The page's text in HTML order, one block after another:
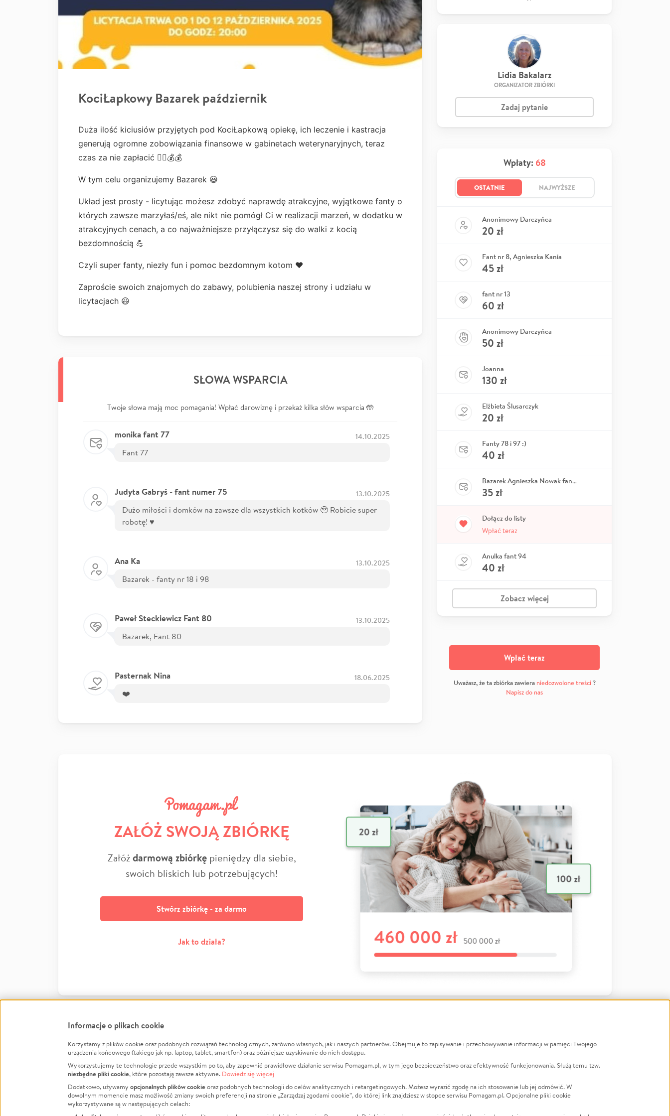
KociŁapkowy Bazarek październik
Duża ilość kiciusiów przyjętych pod KociŁapkową opiekę, ich leczenie i kastracja
generują ogromne zobowiązania finansowe w gabinetach weterynaryjnych, teraz
czas za nie zapłacić 🤷‍♀️💰💰
W tym celu organizujemy Bazarek 😃
Układ jest prosty - licytując możesz zdobyć naprawdę atrakcyjne, wyjątkowe fanty o
których zawsze marzyłaś/eś, ale nikt nie pomógł Ci w realizacji marzeń, w dodatku w
atrakcyjnych cenach, a co najważniejsze przyłączysz się do walki z kocią
bezdomnością 💪
Czyli super fanty, niezły fun i pomoc bezdomnym kotom ❤
Zaproście swoich znajomych do zabawy, polubienia naszej strony i udziału w
licytacjach 😃
SŁOWA WSPARCIA
Twoje słowa mają moc pomagania! Wpłać darowiznę i przekaż kilka słów wsparcia 🤲
monika fant 77 14.10.2025
Fant 77
Judyta Gabryś - fant numer 75 13.10.2025
Dużo miłości i domków na zawsze dla wszystkich kotków 🥹 Robicie super
robotę! ♥️
Ana Ka 13.10.2025
Bazarek - fanty nr 18 i 98
Paweł Steckiewicz Fant 80 13.10.2025
Bazarek, Fant 80
Pasternak Nina 18.06.2025
❤️
Lidia Bakalarz
ORGANIZATOR ZBIÓRKI
Zadaj pytanie
Wpłaty: 68
OSTATNIE NAJWYŻSZE
Anonimowy Darczyńca
20 zł
Fant nr 8, Agnieszka Kania
45zł
fant nr 13
60 zł
Anonimowy Darczyńca
50 zł
Joanna
130 zł
Elżbieta Ślusarczyk
20 zł
Fanty 78 i 97 :)
40 zł
Bazarek Agnieszka Nowak fant nr 87
35zł
Dołącz do listy
Wpłać teraz
Anulka fant 94
40 zł
Zobacz więcej
Wpłać teraz
Uważasz, że ta zbiórka zawiera niedozwolone treści?
Napisz do nas
ZAŁÓŻ SWOJĄ ZBIÓRKĘ
Załóżdarmową zbiórkępieniędzy dla siebie,
swoich bliskich lub potrzebujących!
Stwórz zbiórkę - za darmo
Jak to działa?
FacebookTwitter Instagram
LinkedInTikTok Youtube
Informacje
Jak to działa?
Regulamin
Polityka Prywatności
O nas
Opinie
Raporty
Za darmo
Zbieraj na
Leczenie
Zwierzęta
Pożar
LGBTQ+
Powódź
Wichura
Informacje o plikach cookie
Korzystamy z plików cookie oraz podobnych rozwiązań technologicznych, zarówno własnych, jak i naszych partnerów. Obejmuje to zapisywanie i przechowywanie informacji w pamięci Twojego
urządzenia końcowego (takiego jak np. laptop, tablet, smartfon) oraz późniejsze uzyskiwanie do nich dostępu.
Wykorzystujemy te technologie przede wszystkim po to, aby zapewnić prawidłowe działanie serwisu Pomagam.pl, w tym jego bezpieczeństwo oraz efektywność funkcjonowania. Służą temu tzw.
niezbędne pliki cookie, które pozostają zawsze aktywne. Dowiedz się więcej
Dodatkowo, używamy opcjonalnych plików cookieoraz podobnych technologii do celów analitycznych i retargetingowych. Możesz wyrazić zgodę na ich stosowanie lub jej odmówić. W
dowolnym momencie masz możliwość zmiany swoich preferencji na stronie „Zarządzaj zgodami cookie”, do której link znajdziesz w stopce serwisu Pomagam.pl. Opcjonalne pliki cookie
wykorzystywane są w następujących celach: